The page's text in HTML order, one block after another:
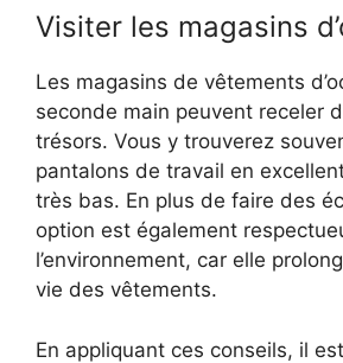
Visiter les magasins
Les magasins de vêtements
seconde main peuvent receler
trésors. Vous y trouverez
pantalons de travail en
très bas. En plus de faire des
option est également
l’environnement, car elle
vie des vêtements.
En appliquant ces conseils, il